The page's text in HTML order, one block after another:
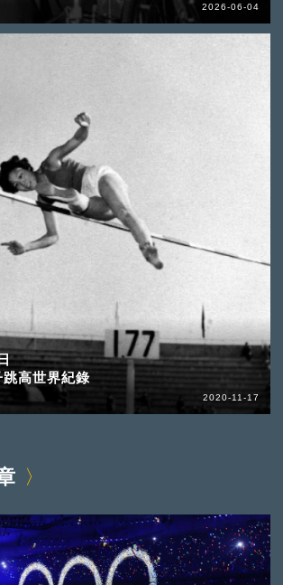
2026-06-04
高世界紀錄
2020-11-17